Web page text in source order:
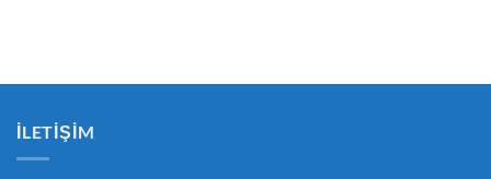
İLETIŞIM